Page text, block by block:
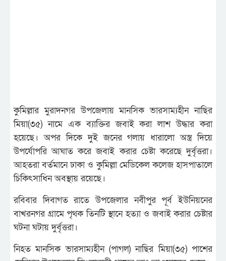
কুমিল্লার মুরাদনগর উপজেলায় মানসিক ভারসাম্যহীন নাছির
মিয়া(৩৫) নামে এক ব্যাক্তির জবাই করা লাশ উদ্ধার করা
হয়েছে। অপর দিকে দুই জনের গলায় ধারালো অস্ত্র দিয়ে
উপর্যোপরি আঘাত করে জবাই করার চেষ্টা করেছে দুর্বৃত্তরা।
আহতরা বর্তমানে ঢাকা ও কুমিল্লা মেডিকেল কলেজ হাসপাতালে
চিকিৎসাধিন অবস্থায় রয়েছে।
রবিবার দিবাগত রাতে উপজেলার নবীপুর পূর্ব ইউনিয়নের
বাখরনগর গ্রামে পৃথক তিনটি স্থানে হত্যা ও জবাই করার চেষ্টার
ঘটনা ঘটায় দুর্বৃত্তরা।
নিহত মানসিক ভারসাম্যহীন (পাগল) নাছির মিয়া(৩৫) পাশের